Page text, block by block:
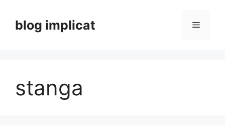
contentblog implicat Menu
stanga